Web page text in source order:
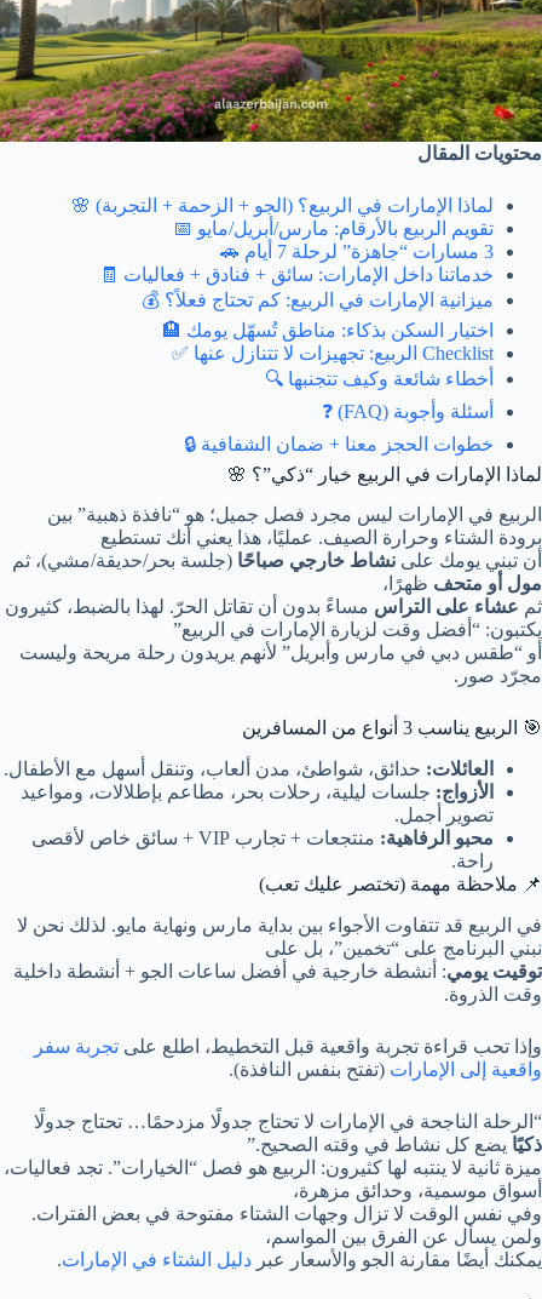
محتويات المقال
لماذا الإمارات في الربيع؟ (الجو + الزحمة + التجربة) 🌸
تقويم الربيع بالأرقام: مارس/أبريل/مايو 📅
3 مسارات “جاهزة” لرحلة 7 أيام 🚗
خدماتنا داخل الإمارات: سائق + فنادق + فعاليات 🧾
ميزانية الإمارات في الربيع: كم تحتاج فعلاً؟ 💰
اختيار السكن بذكاء: مناطق تُسهّل يومك 🏨
Checklist الربيع: تجهيزات لا تتنازل عنها ✅
أخطاء شائعة وكيف تتجنبها 🔍
أسئلة وأجوبة (FAQ) ❓
خطوات الحجز معنا + ضمان الشفافية 🔒
لماذا
الإمارات في الربيع خيار “ذكي”؟ 🌸
الربيع في الإمارات ليس مجرد فصل جميل؛ هو “نافذة ذهبية” بين
برودة الشتاء وحرارة الصيف. عمليًا، هذا يعني أنك تستطيع
أن تبني يومك على نشاط خارجي صباحًا (جلسة بحر/حديقة/مشي)، ثم
مول أو متحف ظهرًا،
ثم عشاء على التراس مساءً بدون أن تقاتل الحرّ. لهذا بالضبط، كثيرون
يكتبون: “أفضل وقت لزيارة الإمارات في الربيع”
أو “طقس دبي في مارس وأبريل” لأنهم يريدون رحلة مريحة وليست
مجرّد صور.
🎯 الربيع يناسب 3 أنواع من المسافرين
العائلات: حدائق، شواطئ، مدن ألعاب، وتنقل أسهل مع الأطفال.
الأزواج: جلسات ليلية، رحلات بحر، مطاعم بإطلالات، ومواعيد
تصوير أجمل.
محبو الرفاهية:
منتجعات + تجارب VIP + سائق خاص لأقصى
راحة.
📌 ملاحظة مهمة (تختصر عليك تعب)
في الربيع قد تتفاوت الأجواء بين بداية مارس ونهاية مايو. لذلك نحن لا
نبني البرنامج على “تخمين”، بل على
توقيت يومي: أنشطة خارجية في أفضل ساعات الجو + أنشطة داخلية
وقت الذروة.
وإذا تحب قراءة تجربة واقعية قبل التخطيط، اطلع على تجربة سفر
واقعية إلى الإمارات (تفتح بنفس النافذة).
“الرحلة الناجحة في الإمارات لا تحتاج جدولًا مزدحمًا… تحتاج جدولًا
ذكيًا يضع كل نشاط في وقته الصحيح.”
ميزة ثانية لا ينتبه لها كثيرون: الربيع هو فصل “الخيارات”. تجد فعاليات،
أسواق موسمية، وحدائق مزهرة،
وفي نفس الوقت لا تزال وجهات الشتاء مفتوحة في بعض الفترات.
ولمن يسأل عن الفرق بين المواسم،
يمكنك أيضًا مقارنة الجو والأسعار عبر دليل الشتاء في الإمارات.